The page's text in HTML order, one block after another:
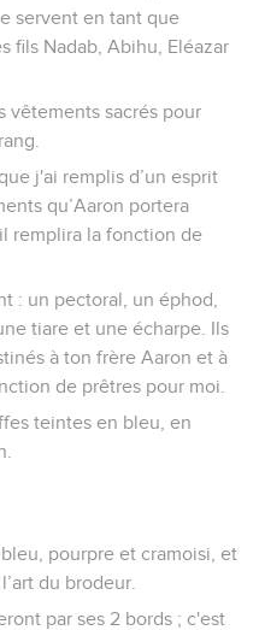
servent en tant que
fils Nadab, Abihu, Eléazar
vêtements sacrés pour
j'ai remplis d’un esprit
qu’Aaron portera
remplira la fonction de
: un pectoral, un éphod,
tiare et une écharpe. Ils
à ton frère Aaron et à
de prêtres pour moi.
teintes en bleu, en
pourpre et cramoisi, et
du brodeur.
par ses 2 bords ; c'est